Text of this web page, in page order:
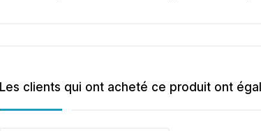
Les clients qui ont acheté ce produit ont